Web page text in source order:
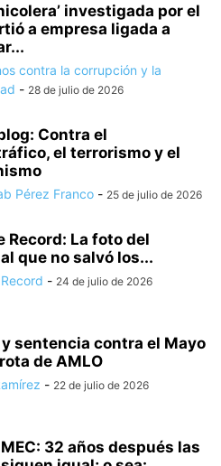
investigada por el
a empresa ligada a
contra la corrupción y la
- 28 de julio de 2026
Contra el
el terrorismo y el
Pérez Franco - 25 de julio de 2026
Record: La foto del
que no salvó los...
- 24 de julio de 2026
sentencia contra el Mayo
de AMLO
- 22 de julio de 2026
32 años después las